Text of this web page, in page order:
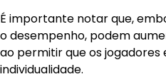
É importante notar que,
o desempenho, podem
ao permitir que os jogadores
individualidade.